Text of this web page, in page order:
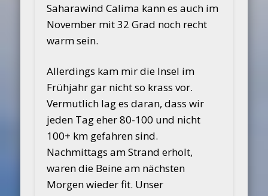
Saharawind Calima kann es auch im
November mit 32 Grad noch recht
warm sein.
Allerdings kam mir die Insel im
Frühjahr gar nicht so krass vor.
Vermutlich lag es daran, dass wir
jeden Tag eher 80-100 und nicht
100+ km gefahren sind.
Nachmittags am Strand erholt,
waren die Beine am nächsten
Morgen wieder fit. Unser